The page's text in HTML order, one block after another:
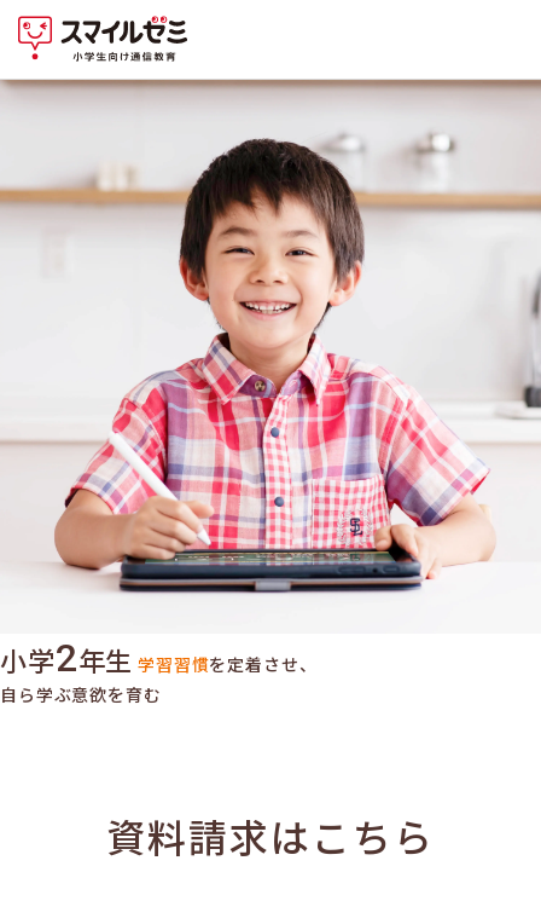
小学2年生 学習習慣を定着させ、
自ら学ぶ意欲を育む
資料請求はこちら